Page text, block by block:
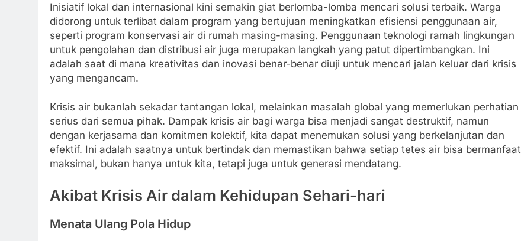
Inisiatif lokal dan internasional kini semakin giat berlomba-lomba mencari solusi terbaik. Warga
didorong untuk terlibat dalam program yang bertujuan meningkatkan efisiensi penggunaan air,
seperti program konservasi air di rumah masing-masing. Penggunaan teknologi ramah lingkungan
untuk pengolahan dan distribusi air juga merupakan langkah yang patut dipertimbangkan. Ini
adalah saat di mana kreativitas dan inovasi benar-benar diuji untuk mencari jalan keluar dari krisis
yang mengancam.
Krisis air bukanlah sekadar tantangan lokal, melainkan masalah global yang memerlukan perhatian
serius dari semua pihak. Dampak krisis air bagi warga bisa menjadi sangat destruktif, namun
dengan kerjasama dan komitmen kolektif, kita dapat menemukan solusi yang berkelanjutan dan
efektif. Ini adalah saatnya untuk bertindak dan memastikan bahwa setiap tetes air bisa bermanfaat
maksimal, bukan hanya untuk kita, tetapi juga untuk generasi mendatang.
Akibat Krisis Air dalam Kehidupan Sehari-hari
Menata Ulang Pola Hidup